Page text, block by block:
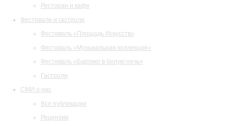
Ресторан и кафе
Фестивали и гастроли
Фестиваль «Площадь Искусств»
Фестиваль «Музыкальная коллекция»
Фестиваль «Барокко в белую ночь»
Гастроли
СМИ о нас
Все публикации
Рецензии